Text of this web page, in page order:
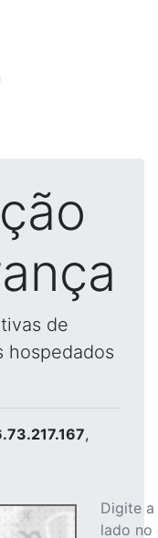
de
hospedados
,
Digite
lado no